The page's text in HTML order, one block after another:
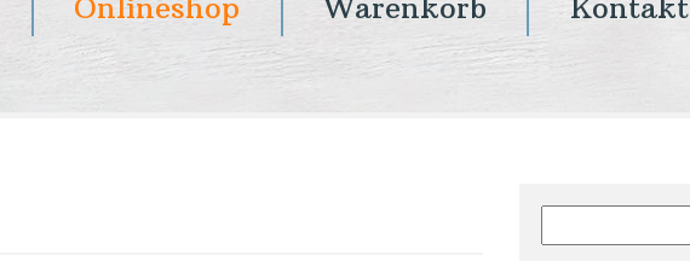
Onlineshop Warenkorb Kontakt
nach: